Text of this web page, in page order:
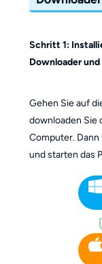
Schritt 1:
Downloader
Gehen Sie auf
downloaden Sie
Computer.
und starten das